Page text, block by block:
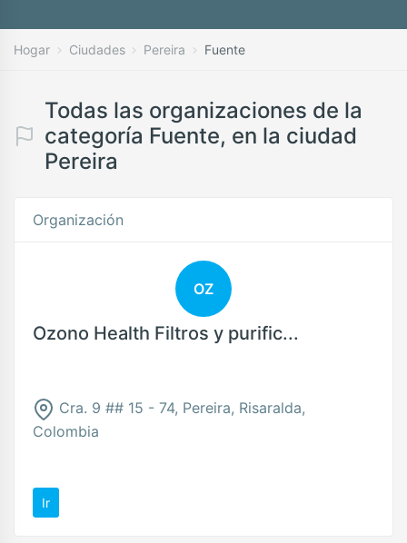
Hogar Ciudades Pereira Fuente
Todas las organizaciones de la
categoría Fuente, en la ciudad
Pereira
Organización
OZ
Ozono Health Filtros y purific...
Cra. 9 ## 15 - 74, Pereira, Risaralda,
Colombia
Ir